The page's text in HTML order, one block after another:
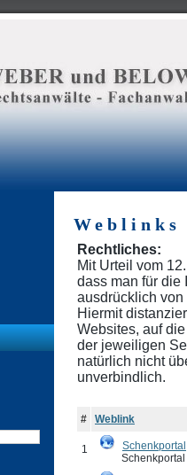
Weblinks
Rechtliches:
Mit Urteil vom
dass man für die
ausdrücklich
Hiermit
Websites, auf
der jeweiligen
natürlich nicht
unverbindlich.
# Weblink
1
Schenkportal